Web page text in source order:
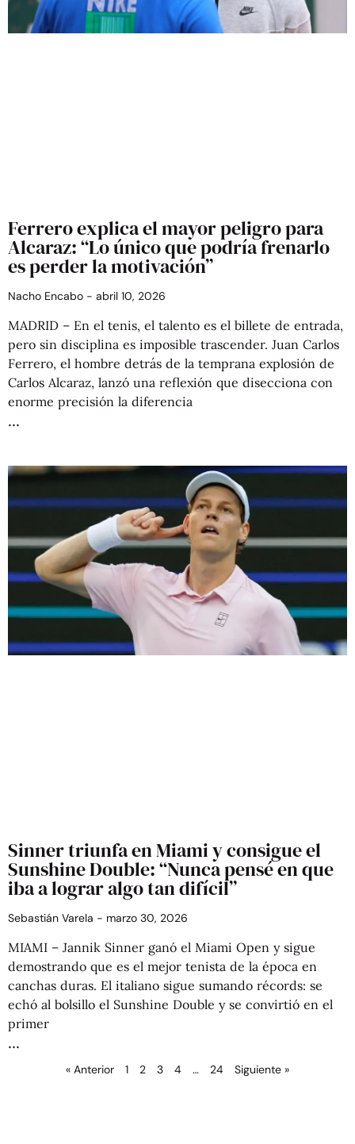
Ferrero explica el mayor peligro para
Alcaraz: “Lo único que podría frenarlo
es perder la motivación”
Nacho Encabo abril 10, 2026
MADRID – En el tenis, el talento es el billete de entrada,
pero sin disciplina es imposible trascender. Juan Carlos
Ferrero, el hombre detrás de la temprana explosión de
Carlos Alcaraz, lanzó una reflexión que disecciona con
enorme precisión la diferencia
Sinner triunfa en Miami y consigue el
Sunshine Double: “Nunca pensé en que
iba a lograr algo tan difícil”
Sebastián Varela marzo 30, 2026
MIAMI – Jannik Sinner ganó el Miami Open y sigue
demostrando que es el mejor tenista de la época en
canchas duras. El italiano sigue sumando récords: se
echó al bolsillo el Sunshine Double y se convirtió en el
primer
« Anterior 1 2 3 4 … 24 Siguiente »